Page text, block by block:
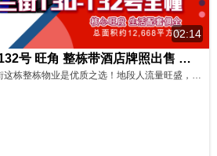
02:14
独家代理 砵兰街130-132号 旺角 整栋带酒店牌照出售 优选学生宿舍
想布局学生宿舍投资？砵兰街这栋整栋物业是优质之选！地段人流量旺盛，周边商铺、商场配套成熟，交通十分便捷，临近地铁站与巴士站。完善生活出行配套，租客需求稳定，现已全数满租，投资回报可观✨稀缺难得，把握入手良机！🔥 更多资料立即点👇 https://oir.centanet.com/zh-cn/sale/retail/kowloon-mongkok-mongkok-portland-stree...